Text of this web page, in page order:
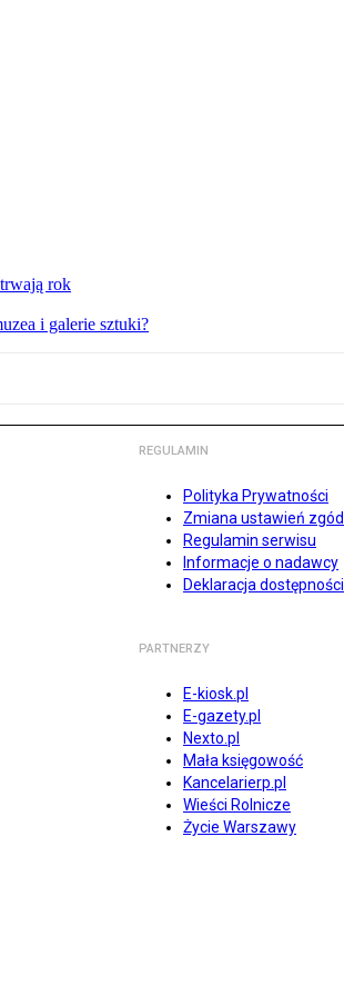
rok
i galerie sztuki?
REGULAMIN
Polityka Prywatności
Zmiana ustawień zgód
Regulamin serwisu
Informacje o nadawcy
Deklaracja dostępności
PARTNERZY
E-kiosk.pl
E-gazety.pl
Nexto.pl
Mała księgowość
Kancelarierp.pl
Wieści Rolnicze
Życie Warszawy